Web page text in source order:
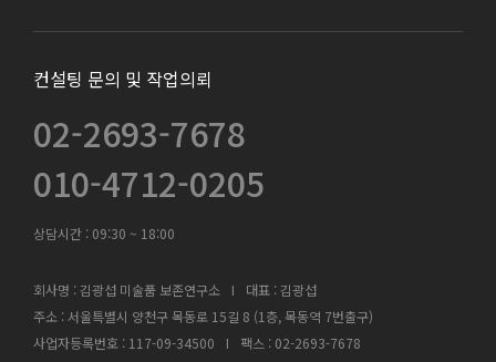
컨설팅 문의 및 작업의뢰
02-2693-7678
010-4712-0205
상담시간 : 09:30 ~ 18:00
회사명 : 김광섭 미술품 보존연구소 I
대표 : 김광섭
주소 : 서울특별시 양천구 목동로 15길 8 (1층, 목동역 7번출구)
사업자등록번호 : 117-09-34500
I
팩스 : 02-2693-7678